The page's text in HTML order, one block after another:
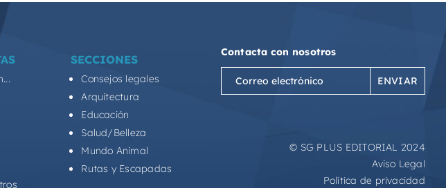
SECCIONES
Consejos legales
Arquitectura
Educación
Salud/Belleza
Mundo Animal
Rutas y Escapadas
Contacta con nosotros
Correo
electrónico
© SG PLUS EDITORIAL 2024
Aviso Legal
Política de privacidad